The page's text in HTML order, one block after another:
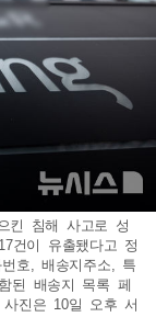
킨 침해 사고로 성
건이 유출됐다고 정
호, 배송지주소, 특
된 배송지 목록 페
진은 10일 오후 서